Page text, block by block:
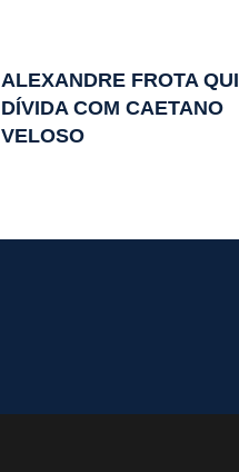
ALEXANDRE FROTA
DÍVIDA COM CAETANO
VELOSO